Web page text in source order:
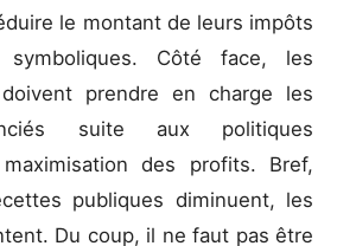
le montant de leurs impôts
Côté face, les
prendre en charge les
suite aux politiques
des profits. Bref,
publiques diminuent, les
Du coup, il ne faut pas être